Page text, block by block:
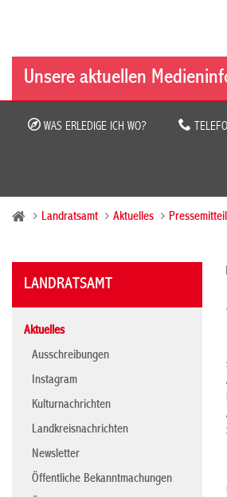
Unsere aktuellen
WAS ERLEDIGE ICH WO?
Landratsamt Aktuelles
LANDRATSAMT
Aktuelles
Ausschreibungen
Instagram
Kulturnachrichten
Landkreisnachrichten
Newsletter
Öffentliche Bekanntmachungen